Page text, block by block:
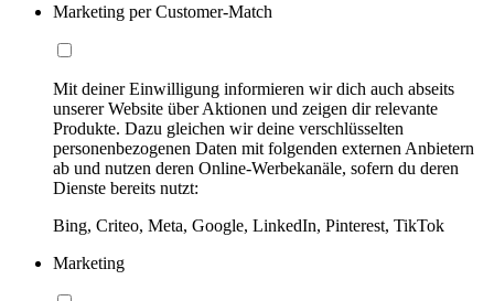
Marketing per Customer-Match
Mit deiner Einwilligung informieren wir dich auch abseits
unserer Website über Aktionen und zeigen dir relevante
Produkte. Dazu gleichen wir deine verschlüsselten
personenbezogenen Daten mit folgenden externen Anbietern
ab und nutzen deren Online-Werbekanäle, sofern du deren
Dienste bereits nutzt:
Bing, Criteo, Meta, Google, LinkedIn, Pinterest, TikTok
Marketing